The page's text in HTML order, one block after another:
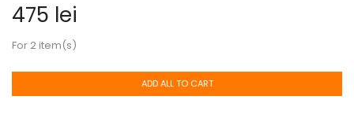
475 lei
For 2 item(s)
ADD ALL TO CART